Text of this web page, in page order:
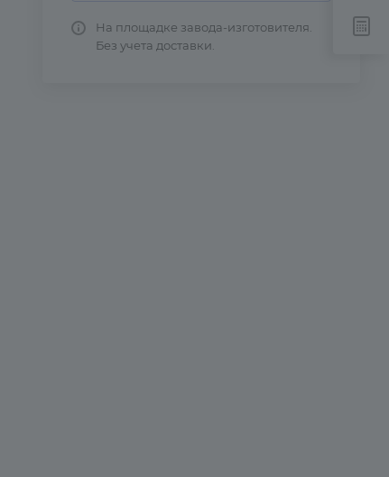
На площадке завода-изготовителя.
Без учета доставки.